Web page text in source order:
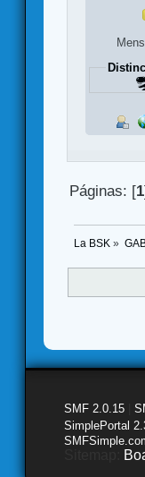
Páginas: [1
La BSK »
SMF 2.0.15
SimplePortal